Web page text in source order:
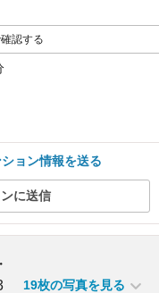
認する
ョン情報を送る
に送信
19枚の写真を見る